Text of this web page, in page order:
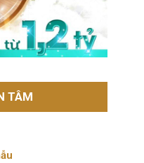
TÂM